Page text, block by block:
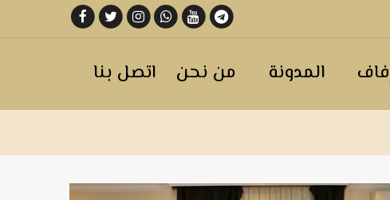
المدونة من نحن اتصل بنا